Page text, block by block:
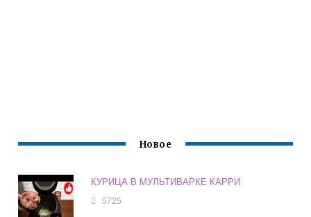
Новое
КУРИЦА В МУЛЬТИВАРКЕ КАРРИ
5725